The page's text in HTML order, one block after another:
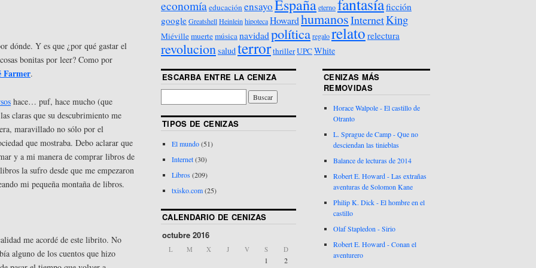
dónde. Y es que ¿por qué gastar el
bonitas por leer? Como por
Farmer.
hace… puf, hace mucho (que
claras que su descubrimiento me
maravillado no sólo por el
que mostraba. Debo aclarar que
y a mi manera de comprar libros de
la sufro desde que me empezaron
mi pequeña montaña de libros.
me acordé de este librito. No
alguno de los cuentos que hizo
economíaeducaciónensayoEspañaeterno ficción
googleGreatshellHeinleinhipotecaHowardhumanosInternetKing
Miévillemuertemúsicanavidadpolíticaregalorelato relectura
revolucion saludterrorthrillerUPCWhite
ESCARBA ENTRE LA CENIZA
TIPOS DE CENIZAS
El mundo(51)
Internet(30)
Libros(209)
txisko.com(25)
CALENDARIO DE CENIZAS
octubre 2016
L M X J V S D
1
2
CENIZAS MÁS
REMOVIDAS
Horace Walpole - El castillo de
Otranto
L. Sprague de Camp - Que no
desciendan las tinieblas
Balance de lecturas de 2014
Robert E. Howard - Las extrañas
aventuras de Solomon Kane
Philip K. Dick - El hombre en el
castillo
Olaf Stapledon - Sirio
Robert E. Howard - Conan el
aventurero